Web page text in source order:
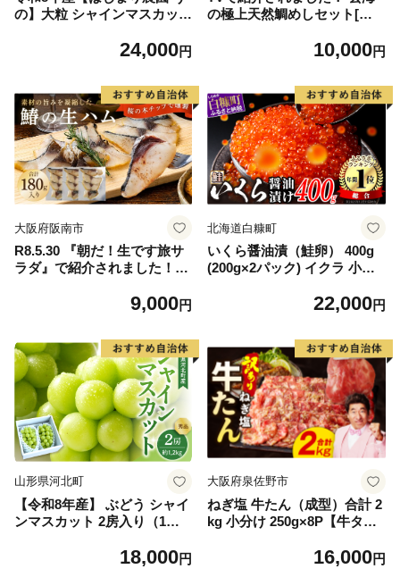
の】大粒 シャインマスカット
河北町産 【河北町観光物産協
24,000円
の極上天然鯛めしセット[鯛
だし]【010-0001】10,000円
大阪府阪南市
R8.5.30 『朝だ！生です旅サ
ラダ』で紹介されました！朝
生ハム ×3パック（1パックあ
9,000円
北海道白糠町
いくら醤油漬（鮭卵） 400g
(200g×2パック) イクラ 小分
くら醤油漬け 鮭 鮭卵 ikura
大好評品 北海道 白糠町
22,000円
山形県河北町
【令和8年産】 ぶどう シャイ
ンマスカット 2房入り（1房6
産【山形eLab】 ka074-023-r
18,000円
大阪府泉佐野市
ねぎ塩 牛たん（成型）合計 2
kg 小分け 250g×8P【牛タン
16,000円